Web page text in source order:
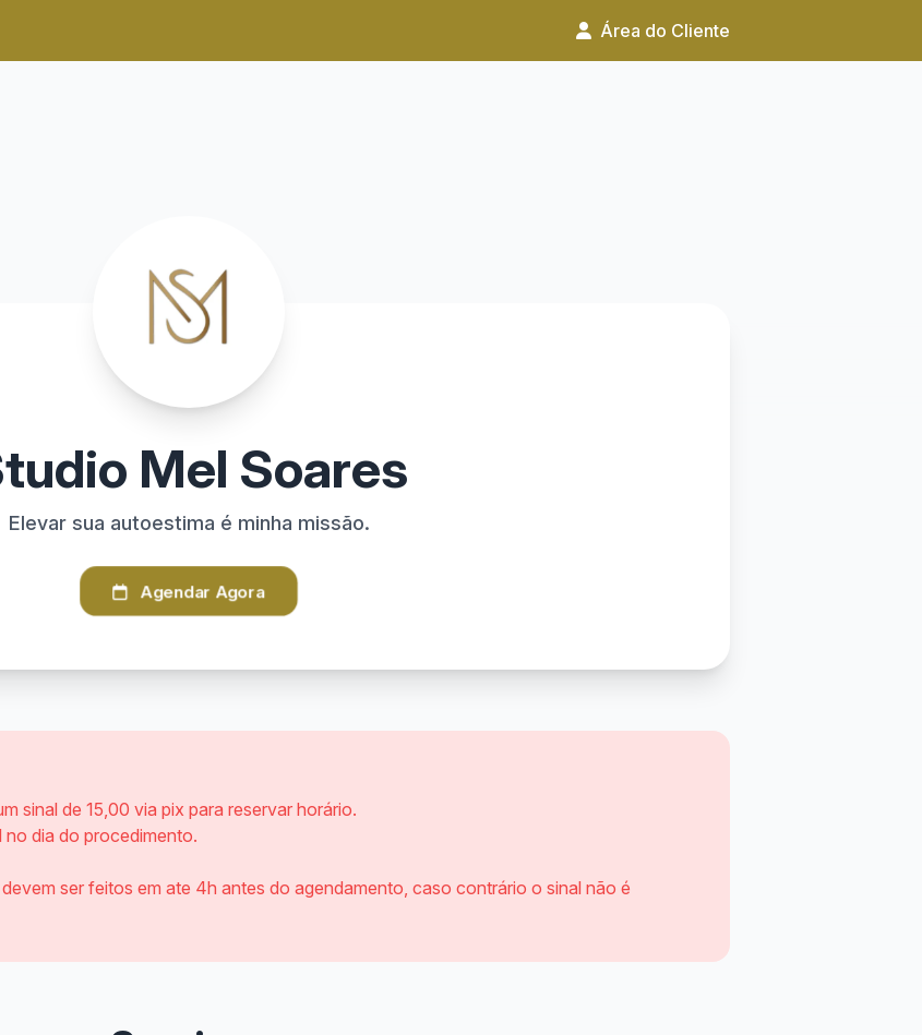
Área do Cliente
Mel Soares
Elevar sua autoestima é minha missão.
Agendar Agora
sinal de 15,00 via pix para reservar horário.
dia do procedimento.
ser feitos em ate 4h antes do agendamento, caso contrário o sinal não é